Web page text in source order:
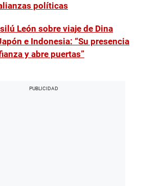
políticas
León sobre viaje de Dina
e Indonesia: “Su presencia
y abre puertas”